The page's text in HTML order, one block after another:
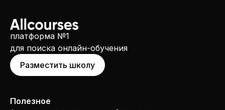
платформа №1
для поиска онлайн-обучения
Разместить школу
Полезное